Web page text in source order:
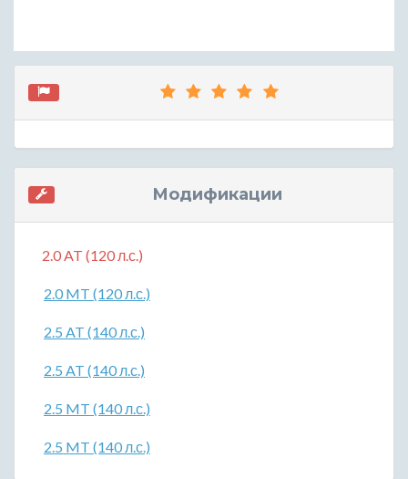
Модификации
2.0 AT (120 л.с.)
2.0 MT (120 л.с.)
2.5 AT (140 л.с.)
2.5 AT (140 л.с.)
2.5 MT (140 л.с.)
2.5 MT (140 л.с.)